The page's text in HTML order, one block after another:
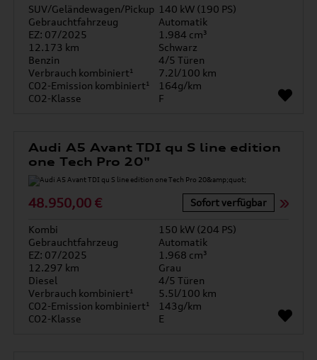
SUV/Geländewagen/Pickup 140 kW (190 PS)
Gebrauchtfahrzeug
Automatik
EZ: 07/2025
1.984 cm³
12.173 km
Schwarz
Benzin
4/5 Türen
Verbrauch kombiniert¹
7.2l/100 km
CO2-Emission kombiniert¹
164g/km
CO2-Klasse
F
Audi A5 Avant TDI qu S line edition
one Tech Pro 20"
48.950,00 € Sofort verfügbar
Kombi
150 kW (204 PS)
Gebrauchtfahrzeug
Automatik
EZ: 07/2025
1.968 cm³
12.297 km
Grau
Diesel
4/5 Türen
Verbrauch kombiniert¹
5.5l/100 km
CO2-Emission kombiniert¹
143g/km
CO2-Klasse
E